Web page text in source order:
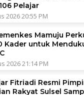
Pelajar
2026 20:55 PM
Mamuju
Kader untuk
2026 21:14 PM
Fitriadi Resmi
Rakyat Sulsel